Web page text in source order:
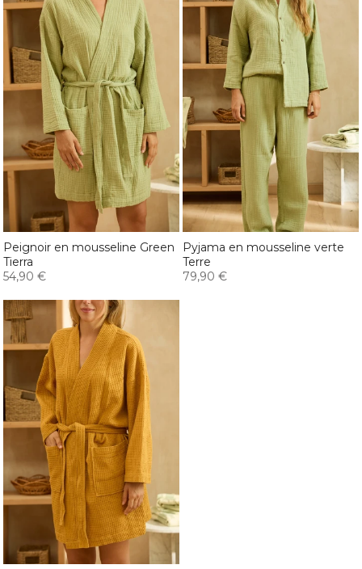
Peignoir en mousseline Green
Tierra
54,90 €
Pyjama en mousseline verte
Terre
79,90 €